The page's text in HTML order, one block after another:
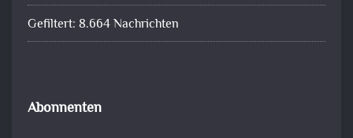
Gefiltert: 8.664 Nachrichten
Abonnenten